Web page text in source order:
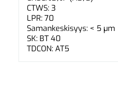
CTWS: 3
LPR: 70
Samankeskisyys: < 5 µm
SK: BT 40
TDCON: AT5